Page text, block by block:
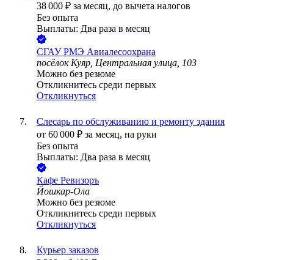
38 000 ₽ за месяц, до вычета налогов
Без опыта
Выплаты: Два раза в месяц
СГАУ РМЭ Авиалесоохрана
посёлок Куяр, Центральная улица, 103
Можно без резюме
Откликнитесь среди первых
Откликнуться
Слесарь по обслуживанию и ремонту здания
от 60 000 ₽ за месяц, на руки
Без опыта
Выплаты: Два раза в месяц
Кафе Ревизоръ
Йошкар-Ола
Можно без резюме
Откликнитесь среди первых
Откликнуться
Курьер заказов